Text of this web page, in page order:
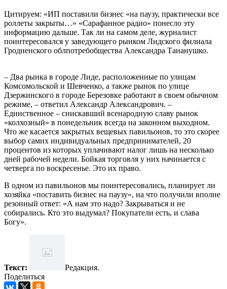
Цитируем: «ИП поставили бизнес «на паузу, практически все
роллеты закрыты…» «Сарафанное радио» понесло эту
информацию дальше. Так ли на самом деле, журналист
поинтересовался у заведующего рынком Лидского филиала
Гродненского облпотребобщества Александра Тананушко.
– Два рынка в городе Лиде, расположенные по улицам
Комсомольской и Шевченко, а также рынок по улице
Дзержинского в городе Березовке работают в своем обычном
режиме, – ответил Александр Александрович. –
Единственное – снискавший всенародную славу рынок
«колхозный» в понедельник всегда на законном выходном.
Что же касается закрытых вещевых павильонов, то это скорее
выбор самих индивидуальных предпринимателей, 20
процентов из которых уплачивают налог лишь на несколько
дней рабочей недели. Бойкая торговля у них начинается с
четверга по воскресенье. Это их право.
В одном из павильонов мы поинтересовались, планирует ли
хозяйка «поставить бизнес на паузу», на что получили вполне
резонный ответ: «А нам это надо? Закрываться и не
собирались. Кто это выдумал? Покупатели есть, и слава
Богу».
Текст:
Редакция.
Поделиться